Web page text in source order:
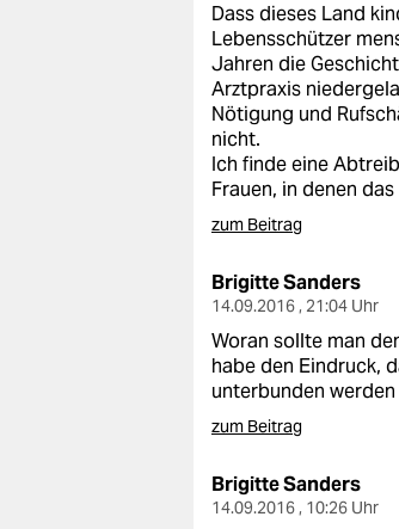
Dass dieses Land
Lebensschützer
Jahren die
Arztpraxis
Nötigung und
nicht.
Ich finde eine
Frauen, in denen
zum Beitrag
Brigitte Sanders
14.09.2016 , 21:04 Uhr
Woran sollte man
habe den Eindruck,
unterbunden
zum Beitrag
Brigitte Sanders
14.09.2016 , 10:26 Uhr